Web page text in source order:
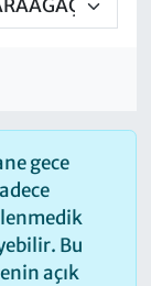
gece
Bu
açık